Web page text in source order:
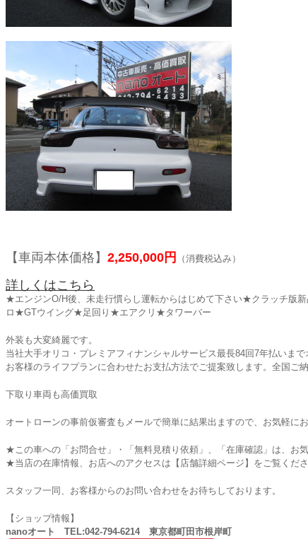
【車両本体価格】 2,250,000円 （消費税込み）
詳しくはこちら
★エンジンO/H後、未走行慣らし運転からはじめて下さい★クラッチ版
ロ★GTウイング★足回り★エアクリ★タワーバー
外装も大変綺麗です。
当社大手オリコ・プレミアフィナンシャルサービス最長84回7年払いま
お客様のライフプランに合わせたお支払方法でご提案致します。全国ご
下取り車両も高価買取
オートローンの事前仮審査もメールで簡単に結果出ますので、お気軽に
★この車への「お問合せ」・「無料見積り依頼」、「在庫確認」は、お
★当店の在庫情報、お店へのアクセスは【店舗詳細ページ】をご覧くだ
スタッフ一同、お客様からのお問い合わせをお待ちしております。
【ショップ情報】
nanoオート TEL:042-794-6214 東京都町田市根岸町